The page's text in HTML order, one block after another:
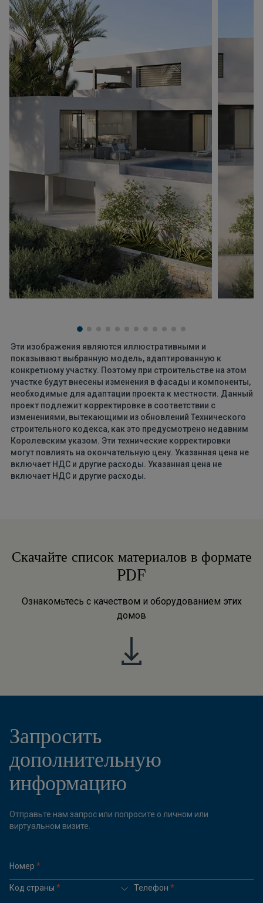
Эти изображения являются иллюстративными и
показывают выбранную модель, адаптированную к
конкретному участку. Поэтому при строительстве на этом
участке будут внесены изменения в фасады и компоненты,
необходимые для адаптации проекта к местности. Данный
проект подлежит корректировке в соответствии с
изменениями, вытекающими из обновлений Технического
строительного кодекса, как это предусмотрено недавним
Королевским указом. Эти технические корректировки
могут повлиять на окончательную цену. Указанная цена не
включает НДС и другие расходы. Указанная цена не
включает НДС и другие расходы.
Скачайте список материалов в формате
PDF
Ознакомьтесь с качеством и оборудованием этих
домов
Запросить
дополнительную
информацию
Отправьте нам запрос или попросите о личном или
виртуальном визите.
Номер *
Код страны * Телефон *